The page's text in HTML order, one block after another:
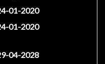
01-2020
01-2020
04-2028